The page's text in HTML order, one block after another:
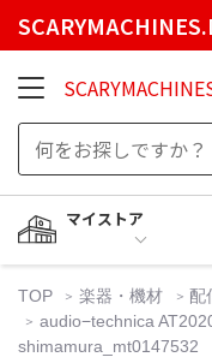
マイストア
TOP 楽器・機材
配
audio−technica
shimamura_mt0147532